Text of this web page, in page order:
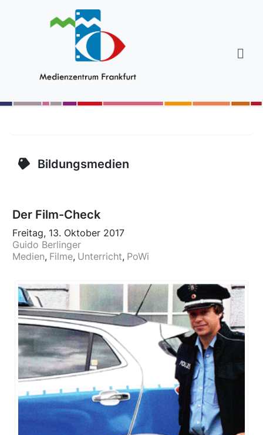
Bildungsmedien
Der Film-Check
Freitag, 13. Oktober 2017
Guido Berlinger
Medien Filme Unterricht PoWi